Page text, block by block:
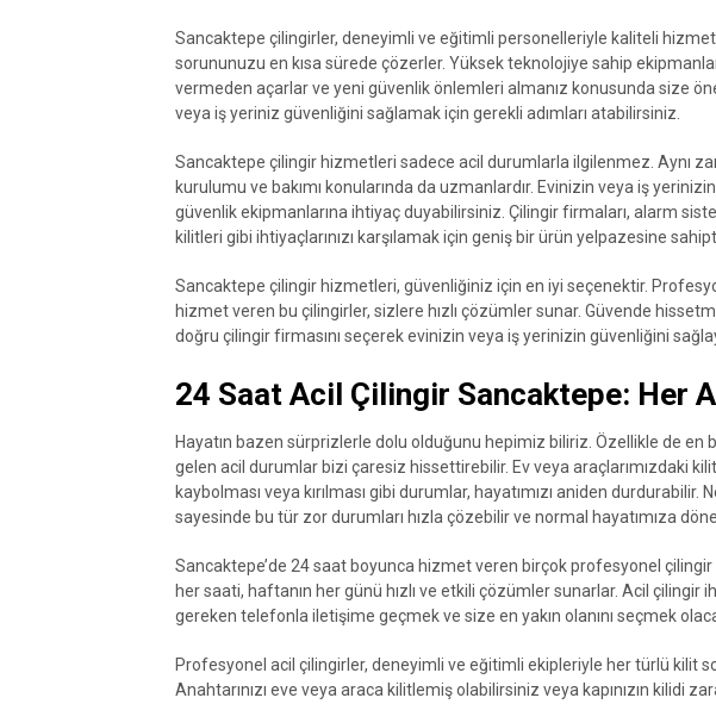
Sancaktepe çilingirler, deneyimli ve eğitimli personelleriyle kaliteli hizmet
sorununuzu en kısa sürede çözerler. Yüksek teknolojiye sahip ekipmanlar
vermeden açarlar ve yeni güvenlik önlemleri almanız konusunda size
veya iş yeriniz güvenliğini sağlamak için gerekli adımları atabilirsiniz.
Sancaktepe çilingir hizmetleri sadece acil durumlarla ilgilenmez. Aynı
kurulumu ve bakımı konularında da uzmanlardır. Evinizin veya iş
güvenlik ekipmanlarına ihtiyaç duyabilirsiniz. Çilingir firmaları, alarm
kilitleri gibi ihtiyaçlarınızı karşılamak için geniş bir ürün yelpazesine
Sancaktepe çilingir hizmetleri, güvenliğiniz için en iyi seçenektir.
hizmet veren bu çilingirler, sizlere hızlı çözümler sunar. Güvende
doğru çilingir firmasını seçerek evinizin veya iş yerinizin güvenliğini
24 Saat Acil Çilingir Sancaktepe: Her
Hayatın bazen sürprizlerle dolu olduğunu hepimiz biliriz. Özellikle de en
gelen acil durumlar bizi çaresiz hissettirebilir. Ev veya araçlarımızdaki
kaybolması veya kırılması gibi durumlar, hayatımızı aniden
sayesinde bu tür zor durumları hızla çözebilir ve normal hayatımıza
Sancaktepe’de 24 saat boyunca hizmet veren birçok profesyonel
her saati, haftanın her günü hızlı ve etkili çözümler sunarlar. Acil çilingir
gereken telefonla iletişime geçmek ve size en yakın olanını seçmek
Profesyonel acil çilingirler, deneyimli ve eğitimli ekipleriyle her türlü kilit
Anahtarınızı eve veya araca kilitlemiş olabilirsiniz veya kapınızın kilidi